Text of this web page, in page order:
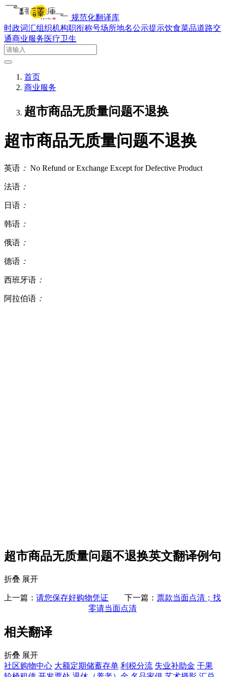
规范化翻译库
时政词汇组织机构职衔称号场所地名公示提示饮食菜品道路交
通商业服务医疗卫生
首页
商业服务
超市商品无质量问题不退换
超市商品无质量问题不退换
英语 ： No Refund or Exchange Except for Defective Product
法语 ：
日语 ：
韩语 ：
俄语 ：
德语 ：
西班牙语 ：
阿拉伯语 ：
超市商品无质量问题不退换英文翻译例句
折叠 展开
上一篇： 请您保存好购物凭证 下一篇： 票款当面点清；找
零请当面点清
相关翻译
折叠 展开
社区购物中心 大额定期储蓄存单 利税分流 失业补助金 干果